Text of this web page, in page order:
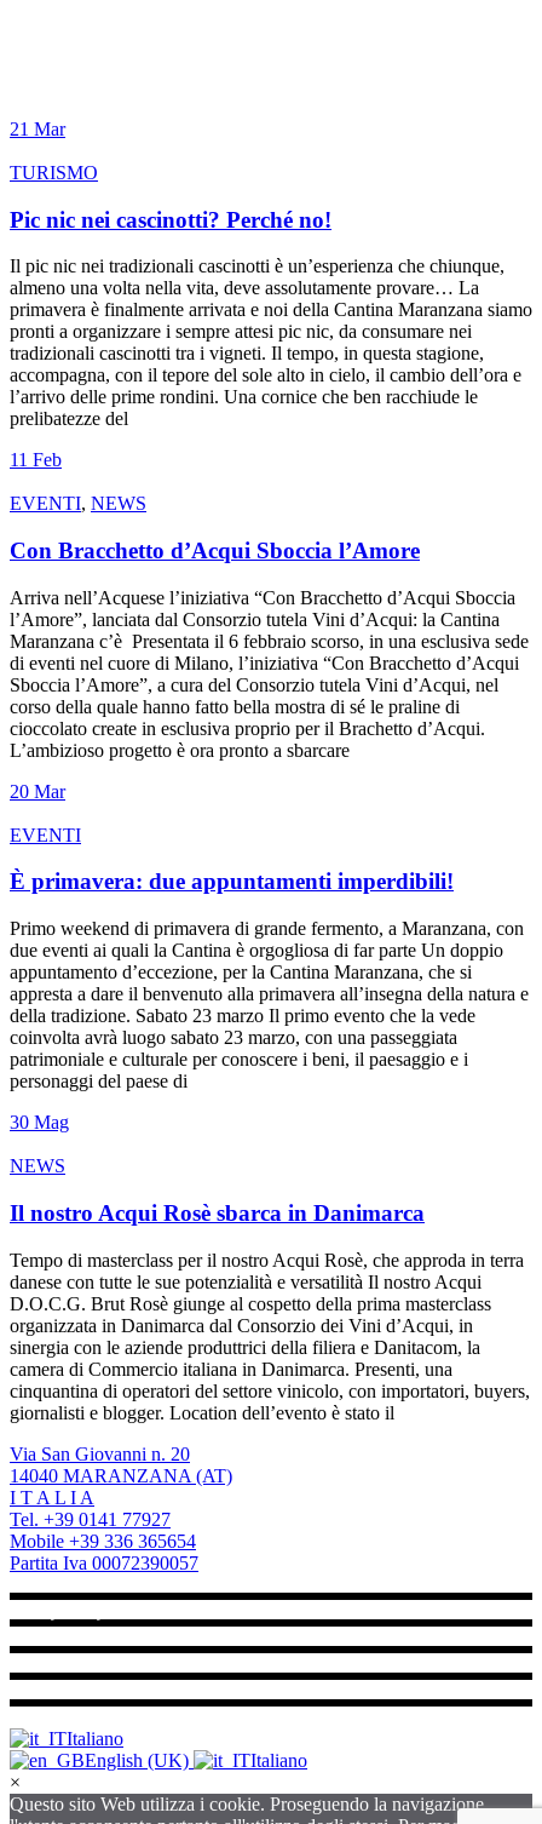
21 Mar
TURISMO
Pic nic nei cascinotti? Perché no!
Il pic nic nei tradizionali cascinotti è un’esperienza che chiunque,
almeno una volta nella vita, deve assolutamente provare… La
primavera è finalmente arrivata e noi della Cantina Maranzana siamo
pronti a organizzare i sempre attesi pic nic, da consumare nei
tradizionali cascinotti tra i vigneti. Il tempo, in questa stagione,
accompagna, con il tepore del sole alto in cielo, il cambio dell’ora e
l’arrivo delle prime rondini. Una cornice che ben racchiude le
prelibatezze del
11 Feb
EVENTI, NEWS
Con Bracchetto d’Acqui Sboccia l’Amore
Arriva nell’Acquese l’iniziativa “Con Bracchetto d’Acqui Sboccia
l’Amore”, lanciata dal Consorzio tutela Vini d’Acqui: la Cantina
Maranzana c’è Presentata il 6 febbraio scorso, in una esclusiva sede
di eventi nel cuore di Milano, l’iniziativa “Con Bracchetto d’Acqui
Sboccia l’Amore”, a cura del Consorzio tutela Vini d’Acqui, nel
corso della quale hanno fatto bella mostra di sé le praline di
cioccolato create in esclusiva proprio per il Brachetto d’Acqui.
L’ambizioso progetto è ora pronto a sbarcare
20 Mar
EVENTI
È primavera: due appuntamenti imperdibili!
Primo weekend di primavera di grande fermento, a Maranzana, con
due eventi ai quali la Cantina è orgogliosa di far parte Un doppio
appuntamento d’eccezione, per la Cantina Maranzana, che si
appresta a dare il benvenuto alla primavera all’insegna della natura e
della tradizione. Sabato 23 marzo Il primo evento che la vede
coinvolta avrà luogo sabato 23 marzo, con una passeggiata
patrimoniale e culturale per conoscere i beni, il paesaggio e i
personaggi del paese di
30 Mag
NEWS
Il nostro Acqui Rosè sbarca in Danimarca
Tempo di masterclass per il nostro Acqui Rosè, che approda in terra
danese con tutte le sue potenzialità e versatilità Il nostro Acqui
D.O.C.G. Brut Rosè giunge al cospetto della prima masterclass
organizzata in Danimarca dal Consorzio dei Vini d’Acqui, in
sinergia con le aziende produttrici della filiera e Danitacom, la
camera di Commercio italiana in Danimarca. Presenti, una
cinquantina di operatori del settore vinicolo, con importatori, buyers,
giornalisti e blogger. Location dell’evento è stato il
Via San Giovanni n. 20
14040 MARANZANA (AT)
I T A L I A
Tel. +39 0141 77927
Mobile +39 336 365654
Partita Iva 00072390057
Italiano
English (UK)
Italiano
×
Questo sito Web utilizza i cookie. Proseguendo la navigazione,